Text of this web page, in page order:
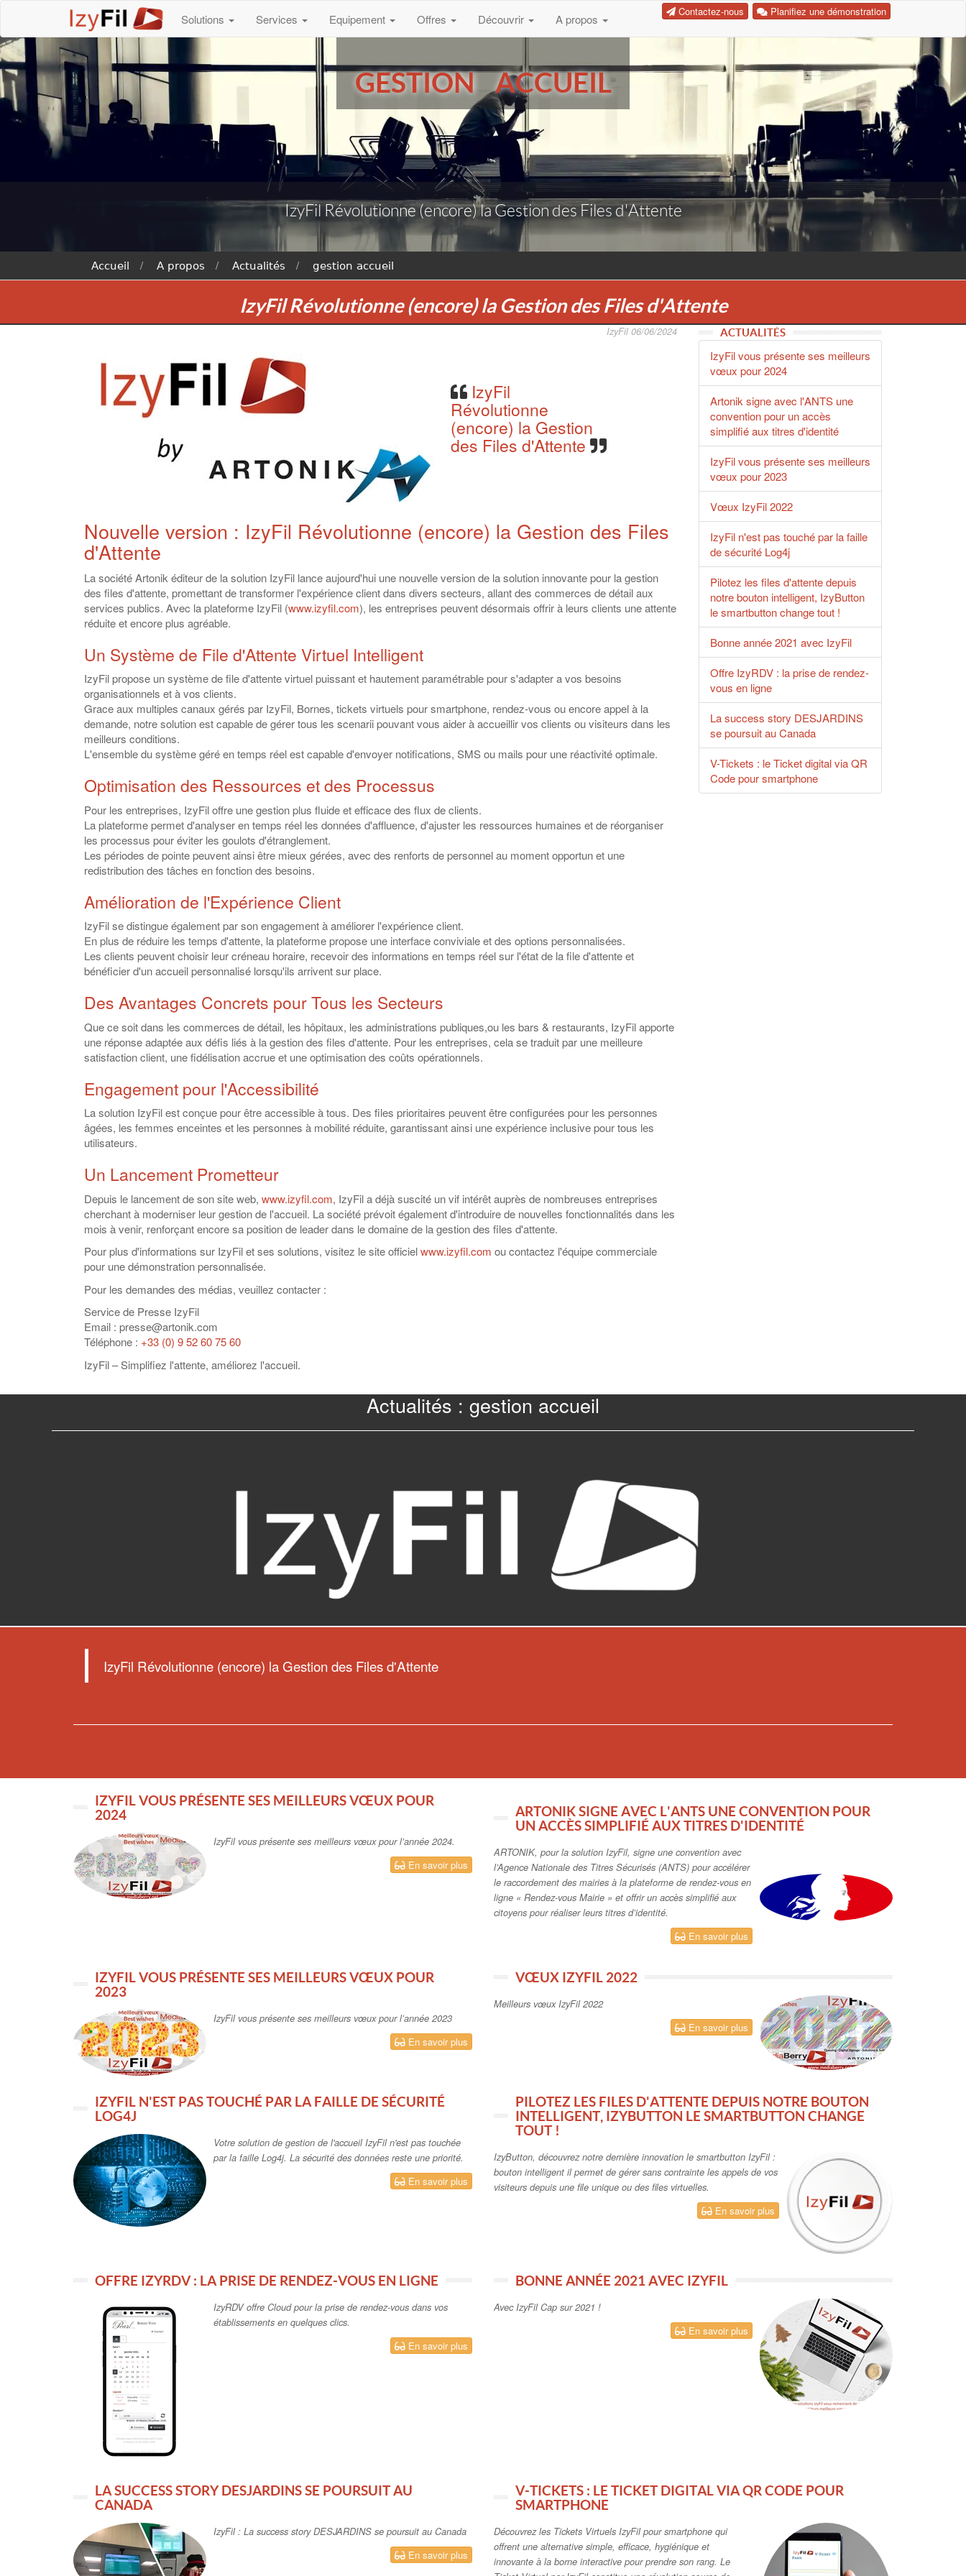
Planifiez une démonstration
Contactez-nous
Solutions Services Equipement Offres Découvrir A propos
GESTION ACCUEIL
IzyFil Révolutionne (encore) la Gestion des Files d'Attente
Accueil A propos Actualités gestion accueil
IzyFil Révolutionne (encore) la Gestion des Files d'Attente
IzyFil 06/06/2024
IzyFil
Révolutionne
(encore) la Gestion
des Files d'Attente
Nouvelle version : IzyFil Révolutionne (encore) la Gestion des Files
d'Attente
La société Artonik éditeur de la solution IzyFil lance aujourd'hui une nouvelle version de la solution innovante pour la gestion
des files d'attente, promettant de transformer l'expérience client dans divers secteurs, allant des commerces de détail aux
services publics. Avec la plateforme IzyFil (www.izyfil.com), les entreprises peuvent désormais offrir à leurs clients une attente
réduite et encore plus agréable.
Un Système de File d'Attente Virtuel Intelligent
IzyFil propose un système de file d'attente virtuel puissant et hautement paramétrable pour s'adapter a vos besoins
organisationnels et à vos clients.
Grace aux multiples canaux gérés par IzyFil, Bornes, tickets virtuels pour smartphone, rendez-vous ou encore appel à la
demande, notre solution est capable de gérer tous les scenarii pouvant vous aider à accueillir vos clients ou visiteurs dans les
meilleurs conditions.
L'ensemble du système géré en temps réel est capable d'envoyer notifications, SMS ou mails pour une réactivité optimale.
Optimisation des Ressources et des Processus
Pour les entreprises, IzyFil offre une gestion plus fluide et efficace des flux de clients.
La plateforme permet d'analyser en temps réel les données d'affluence, d'ajuster les ressources humaines et de réorganiser
les processus pour éviter les goulots d'étranglement.
Les périodes de pointe peuvent ainsi être mieux gérées, avec des renforts de personnel au moment opportun et une
redistribution des tâches en fonction des besoins.
Amélioration de l'Expérience Client
IzyFil se distingue également par son engagement à améliorer l'expérience client.
En plus de réduire les temps d'attente, la plateforme propose une interface conviviale et des options personnalisées.
Les clients peuvent choisir leur créneau horaire, recevoir des informations en temps réel sur l'état de la file d'attente et
bénéficier d'un accueil personnalisé lorsqu'ils arrivent sur place.
Des Avantages Concrets pour Tous les Secteurs
Que ce soit dans les commerces de détail, les hôpitaux, les administrations publiques,ou les bars & restaurants, IzyFil apporte
une réponse adaptée aux défis liés à la gestion des files d'attente. Pour les entreprises, cela se traduit par une meilleure
satisfaction client, une fidélisation accrue et une optimisation des coûts opérationnels.
Engagement pour l'Accessibilité
La solution IzyFil est conçue pour être accessible à tous. Des files prioritaires peuvent être configurées pour les personnes
âgées, les femmes enceintes et les personnes à mobilité réduite, garantissant ainsi une expérience inclusive pour tous les
utilisateurs.
Un Lancement Prometteur
Depuis le lancement de son site web, www.izyfil.com, IzyFil a déjà suscité un vif intérêt auprès de nombreuses entreprises
cherchant à moderniser leur gestion de l'accueil. La société prévoit également d'introduire de nouvelles fonctionnalités dans les
mois à venir, renforçant encore sa position de leader dans le domaine de la gestion des files d'attente.
Pour plus d'informations sur IzyFil et ses solutions, visitez le site officielwww.izyfil.com ou contactez l'équipe commerciale
pour une démonstration personnalisée.
Pour les demandes des médias, veuillez contacter :
Service de Presse IzyFil
Email : presse@artonik.com
Téléphone : +33 (0) 9 52 60 75 60
IzyFil – Simplifiez l'attente, améliorez l'accueil.
ACTUALITÉS
IzyFil vous présente ses meilleurs
vœux pour 2024
Artonik signe avec l'ANTS une
convention pour un accès
simplifié aux titres d'identité
IzyFil vous présente ses meilleurs
vœux pour 2023
Vœux IzyFil 2022
IzyFil n'est pas touché par la faille
de sécurité Log4j
Pilotez les files d'attente depuis
notre bouton intelligent, IzyButton
le smartbutton change tout !
Bonne année 2021 avec IzyFil
Offre IzyRDV : la prise de rendez-
vous en ligne
La success story DESJARDINS
se poursuit au Canada
V-Tickets : le Ticket digital via QR
Code pour smartphone
Actualités : gestion accueil
IzyFil Révolutionne (encore) la Gestion des Files d'Attente
IZYFIL VOUS PRÉSENTE SES MEILLEURS VŒUX POUR
2024
IzyFil vous présente ses meilleurs vœux pour l’année 2024.
En savoir plus
ARTONIK SIGNE AVEC L'ANTS UNE CONVENTION POUR
UN ACCÈS SIMPLIFIÉ AUX TITRES D'IDENTITÉ
ARTONIK, pour la solution IzyFil, signe une convention avec
l’Agence Nationale des Titres Sécurisés (ANTS) pour accélérer
le raccordement des mairies à la plateforme de rendez-vous en
ligne « Rendez-vous Mairie » et offrir un accès simplifié aux
citoyens pour réaliser leurs titres d’identité.
En savoir plus
IZYFIL VOUS PRÉSENTE SES MEILLEURS VŒUX POUR
2023
IzyFil vous présente ses meilleurs vœux pour l’année 2023
En savoir plus
VŒUX IZYFIL 2022
Meilleurs vœux IzyFil 2022
En savoir plus
IZYFIL N'EST PAS TOUCHÉ PAR LA FAILLE DE SÉCURITÉ
LOG4J
Votre solution de gestion de l'accueil IzyFil n'est pas touchée
par la faille Log4j. La sécurité des données reste une priorité.
En savoir plus
PILOTEZ LES FILES D'ATTENTE DEPUIS NOTRE BOUTON
INTELLIGENT, IZYBUTTON LE SMARTBUTTON CHANGE
TOUT !
IzyButton, découvrez notre dernière innovation le smartbutton IzyFil :
bouton intelligent il permet de gérer sans contrainte les appels de vos
visiteurs depuis une file unique ou des files virtuelles.
En savoir plus
OFFRE IZYRDV : LA PRISE DE RENDEZ-VOUS EN LIGNE
IzyRDV offre Cloud pour la prise de rendez-vous dans vos
établissements en quelques clics.
En savoir plus
BONNE ANNÉE 2021 AVEC IZYFIL
Avec IzyFil Cap sur 2021 !
En savoir plus
LA SUCCESS STORY DESJARDINS SE POURSUIT AU
CANADA
IzyFil : La success story DESJARDINS se poursuit au Canada
En savoir plus
V-TICKETS : LE TICKET DIGITAL VIA QR CODE POUR
SMARTPHONE
Découvrez les Tickets Virtuels IzyFil pour smartphone qui
offrent une alternative simple, efficace, hygiénique et
innovante à la borne interactive pour prendre son rang. Le